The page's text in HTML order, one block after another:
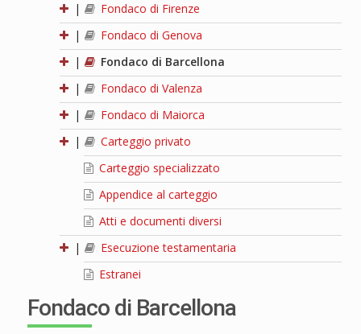
|
Fondaco di Firenze
|
Fondaco di Genova
|
Fondaco di Barcellona
|
Fondaco di Valenza
|
Fondaco di Maiorca
|
Carteggio privato
Carteggio specializzato
Appendice al carteggio
Atti e documenti diversi
|
Esecuzione testamentaria
Estranei
Fondaco di Barcellona